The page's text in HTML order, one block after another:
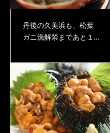
丹後の久美浜も、松葉
ガニ漁解禁まであと１...